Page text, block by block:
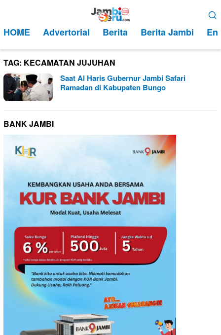
kontenMobile
HOME Advertorial Berita Berita Jambi
TAG: KECAMATAN JUJUHAN
Saat Al Haris Gubernur Jambi Safari
Ramadan di Kabupaten Bungo
BANK JAMBI